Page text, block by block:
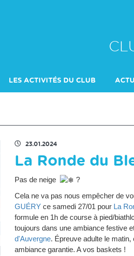
LES ACTIVITÉS DU CLUB
23.01.2024
La Ronde du
Pas de neige
?
Cela ne va pas nous empêcher de
GUÉRY ce samedi 27/01 pour La
formule en 1h de course à pied/
toujours dans une ambiance festive
d'Auvergne. Épreuve adulte le
ambiance garantie. A vos baskets !